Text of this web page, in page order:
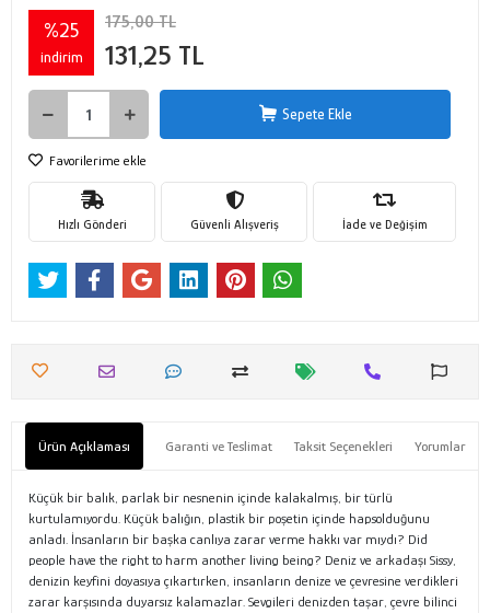
%25
indirim
175,00 TL
131,25 TL
Sepete Ekle
Favorilerime ekle
Hızlı Gönderi Güvenli Alışveriş İade ve Değişim
Ürün Açıklaması Garanti ve Teslimat Taksit Seçenekleri Yorumlar
Küçük bir balık, parlak bir nesnenin içinde kalakalmış, bir türlü
kurtulamıyordu. Küçük balığın, plastik bir poşetin içinde hapsolduğunu
anladı. İnsanların bir başka canlıya zarar verme hakkı var mıydı? Did
people have the right to harm another living being? Deniz ve arkadaşı Sissy,
denizin keyfini doyasıya çıkartırken, insanların denize ve çevresine verdikleri
zarar karşısında duyarsız kalamazlar. Sevgileri denizden taşar, çevre bilinci